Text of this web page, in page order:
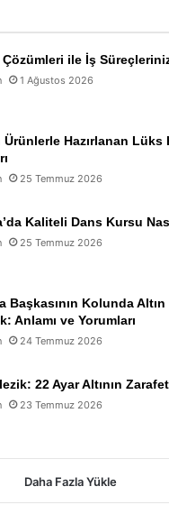
Çözümleri ile İş
1 Ağustos 2026
Ürünlerle Hazırlanan Lüks
25 Temmuz 2026
Kaliteli Dans Kursu
25 Temmuz 2026
Başkasının Kolunda
Anlamı ve Yorumları
24 Temmuz 2026
22 Ayar Altının
23 Temmuz 2026
Daha Fazla Yükle